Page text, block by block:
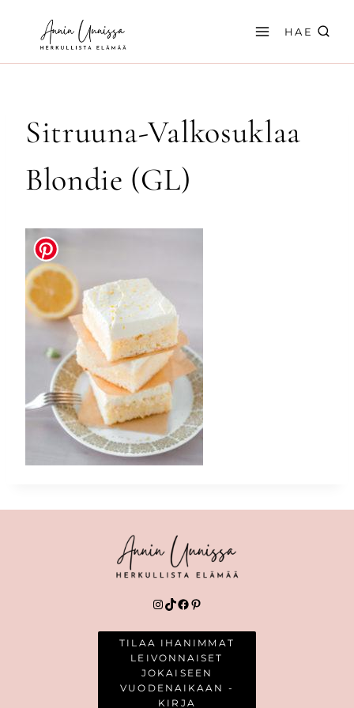
sisältöön
HAE
Sitruuna-Valkosuklaa
Blondie (GL)
Instagram
TikTok
Facebook
Pinterest
TILAA IHANIMMAT
LEIVONNAISET
JOKAISEEN
VUODENAIKAAN -
KIRJA